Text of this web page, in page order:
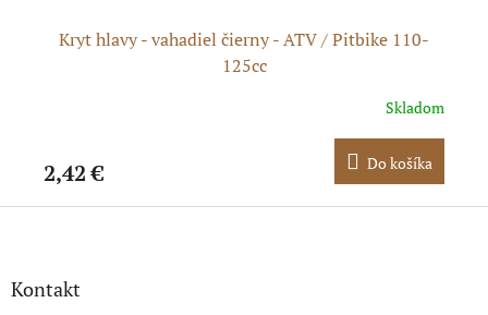
Kryt hlavy - vahadiel čierny - ATV / Pitbike 110-
125cc
Skladom
2,42 € Do košíka
Z
Kontakt